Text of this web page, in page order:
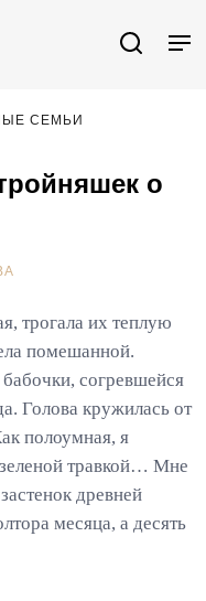
СЕМЬИ
о
трогала их теплую
помешанной.
бабочки, согревшейся
Голова кружилась от
полоумная, я
травкой… Мне
древней
месяца, а десять